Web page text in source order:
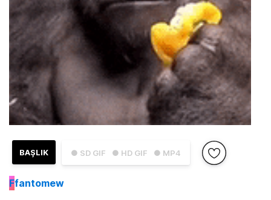
● SD GIF ● HD GIF ● MP4
BAŞLIK
Ffantomew